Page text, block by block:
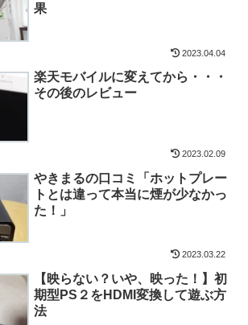
果
2023.04.04
楽天モバイルに変えてから・・・
その後のレビュー
2023.02.09
やきまるの口コミ「ホットプレー
トとは違って本当に煙が少なかっ
た！」
2023.03.22
【映らない？いや、映った！】初
期型PS２をHDMI変換して遊ぶ方
法